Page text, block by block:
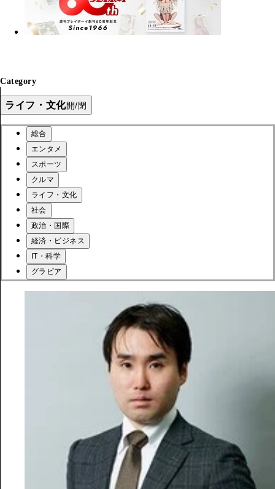
Category
ライフ・文化開/閉
総合
エンタメ
スポーツ
クルマ
ライフ・文化
社会
政治・国際
経済・ビジネス
IT・科学
グラビア